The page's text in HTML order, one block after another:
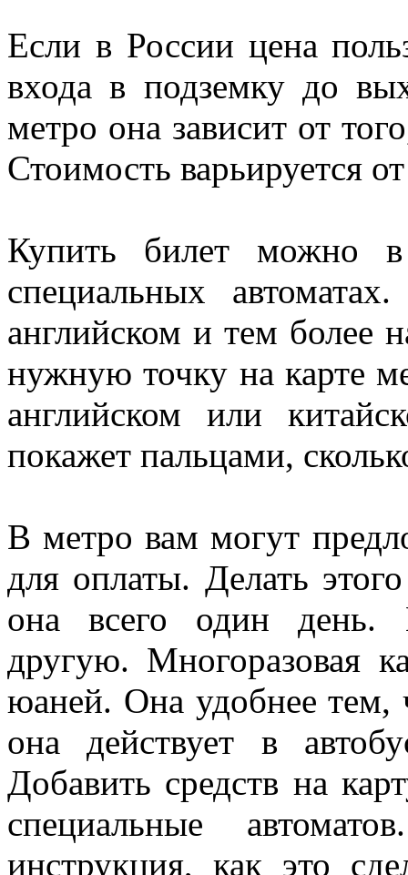
Если в России цена
входа в подземку до
метро она зависит от
Стоимость варьируется
Купить билет можно
специальных
английском и тем более
нужную точку на карте
английском или
покажет пальцами,
В метро вам могут
для оплаты. Делать
она всего один день.
другую. Многоразовая
юаней. Она удобнее
она действует в
Добавить средств на
специальные
инструкция, как это